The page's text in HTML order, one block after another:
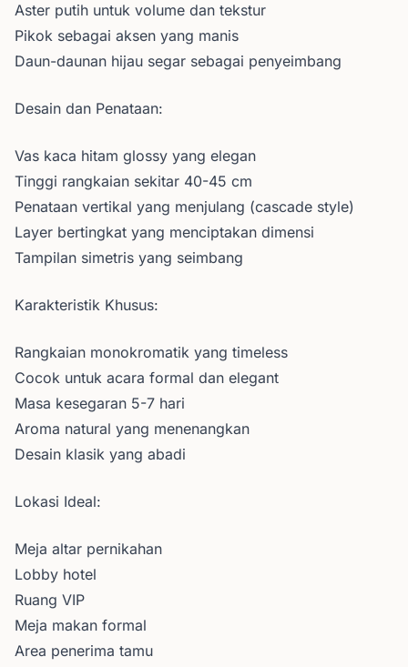
Aster putih untuk volume dan tekstur
Pikok sebagai aksen yang manis
Daun-daunan hijau segar sebagai penyeimbang
Desain dan Penataan:
Vas kaca hitam glossy yang elegan
Tinggi rangkaian sekitar 40-45 cm
Penataan vertikal yang menjulang (cascade style)
Layer bertingkat yang menciptakan dimensi
Tampilan simetris yang seimbang
Karakteristik Khusus:
Rangkaian monokromatik yang timeless
Cocok untuk acara formal dan elegant
Masa kesegaran 5-7 hari
Aroma natural yang menenangkan
Desain klasik yang abadi
Lokasi Ideal:
Meja altar pernikahan
Lobby hotel
Ruang VIP
Meja makan formal
Area penerima tamu